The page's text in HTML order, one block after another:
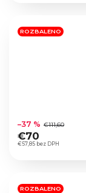
hviezdičiek.
ROZBALENO
hodnotenie
produktu
je
hviezdičiek.
€57,85 bez DPH
–37 % €111,60
€70
ROZBALENO